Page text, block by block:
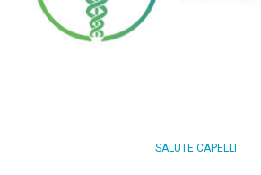
SALUTE CAPELLI